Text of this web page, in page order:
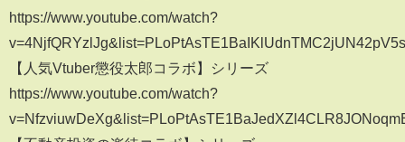
https://www.youtube.com/watch?
【人気Vtuber懲役太郎コラボ】シリーズ
https://www.youtube.com/watch?